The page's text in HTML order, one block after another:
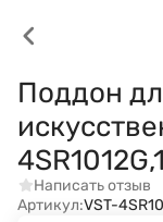
Поддон
Написать отзыв
Артикул:VST-